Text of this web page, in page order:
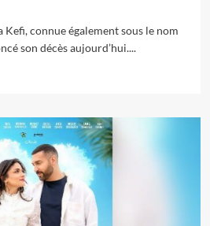
connue également sous le nom
son décès aujourd’hui....